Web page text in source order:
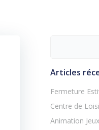
Articles
Fermeture
Centre de
Animation